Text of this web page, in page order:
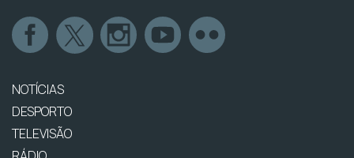
NOTÍCIAS
DESPORTO
TELEVISÃO